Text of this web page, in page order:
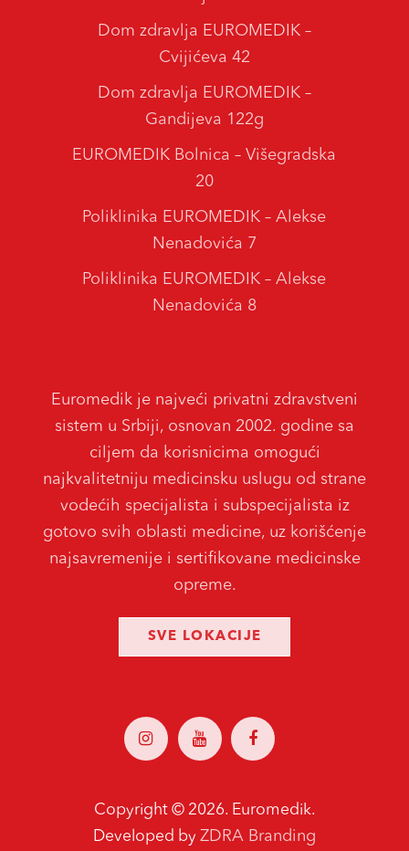
Euromedik je najveći privatni zdravstveni
sistem u Srbiji, osnovan 2002. godine sa
ciljem da korisnicima omogući
najkvalitetniju medicinsku uslugu od strane
vodećih specijalista i subspecijalista iz
gotovo svih oblasti medicine, uz korišćenje
najsavremenije i sertifikovane medicinske
opreme.
SVE LOKACIJE
Dom zdravlja EUROMEDIK –
Cvijićeva 42
Dom zdravlja EUROMEDIK –
Gandijeva 122g
EUROMEDIK Bolnica – Višegradska
20
Poliklinika EUROMEDIK – Alekse
Nenadovića 7
Poliklinika EUROMEDIK – Alekse
Nenadovića 8
Copyright © 2026. Euromedik.
Developed by ZDRA Branding